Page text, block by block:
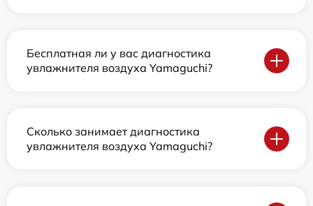
Бесплатная ли у вас диагностика
увлажнителя воздуха Yamaguchi?
Сколько занимает диагностика
увлажнителя воздуха Yamaguchi?